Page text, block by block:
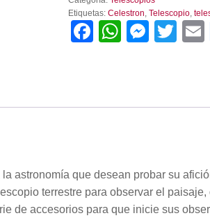
Sky
cantidad
Etiquetas:Celestron ,Telescopio ,
Facebook
astronomía que desean probar su
terrestre para observar el
de accesorios para que inicie sus